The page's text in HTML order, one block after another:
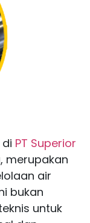
PT Superior
merupakan
air
bukan
untuk